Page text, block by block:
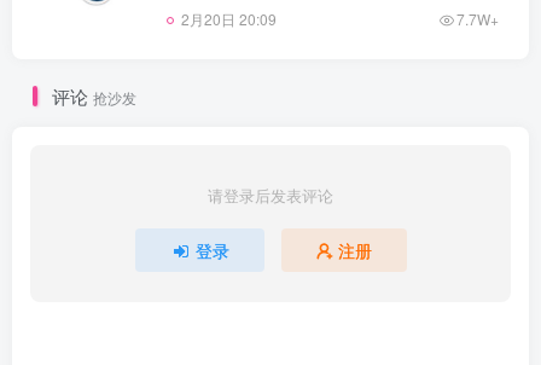
2月20日 20:09 7.7W+
评论 抢沙发
请登录后发表评论
登录 注册